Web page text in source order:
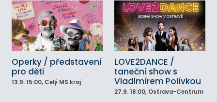
Operky / představení
pro děti
13.9. 15:00, Celý MS kraj
LOVE2DANCE /
taneční show s
Vladimírem Polívkou
27.9. 18:00, Ostrava-Centrum